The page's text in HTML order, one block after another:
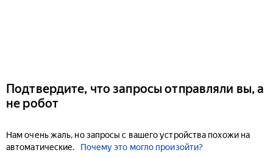
Подтвердите, что запросы отправляли вы, а
не робот
Нам очень жаль, но запросы с вашего устройства похожи на
автоматические.
Почему это могло произойти?